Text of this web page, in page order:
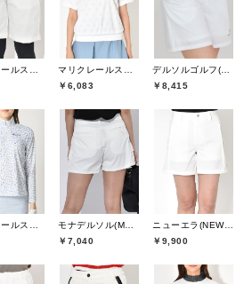
￥6,083
￥8,415
￥7,040
ニューエラ(NEW ERA)
￥9,900